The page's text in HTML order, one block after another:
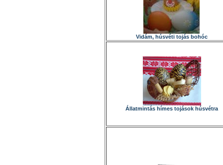
Vidám, húsvéti tojás bohóc
Állatmintás hímes tojások húsvétra